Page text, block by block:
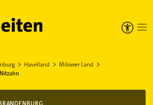
Havelland
Milower Land